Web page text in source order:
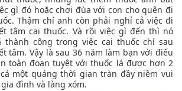
gì đó hoặc chơi đùa với con cho quên đi
Thậm chí anh còn phải nghỉ cả việc đi
tâm cai thuốc. Và rồi việc gì đến thì nó
thành công trong việc cai thuốc chỉ sau
tâm. Vậy là sau 36 năm làm bạn với điếu
toàn đoạn tuyệt với thuốc lá được hơn 2
một quảng thời gian tràn đầy niềm vui
đình và làng xóm.